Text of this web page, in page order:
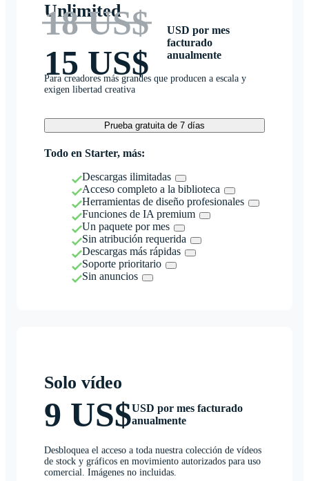
Unlimited
18 US$
15 US$
USD por mes
facturado
anualmente
Para creadores más grandes que producen a escala y
exigen libertad creativa
Prueba gratuita de 7 días
Todo en Starter, más:
Descargas ilimitadas
Acceso completo a la biblioteca
Herramientas de diseño profesionales
Funciones de IA premium
Un paquete por mes
Sin atribución requerida
Descargas más rápidas
Soporte prioritario
Sin anuncios
Solo vídeo
9 US$USD por mes facturado
anualmente
Desbloquea el acceso a toda nuestra colección de vídeos
de stock y gráficos en movimiento autorizados para uso
comercial. Imágenes no incluidas.